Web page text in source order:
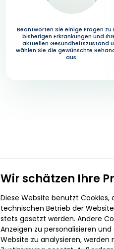
Beantworten Sie einige Fragen zu
bisherigen Erkrankungen und
aktuellen Gesundheitszustand
wählen Sie die gewünschte
aus.
Wir schätzen Ihre
Diese Website benutzt Cookies,
technischen Betrieb der
stets gesetzt werden. Andere
Anzeigen zu personalisieren
Website zu analysieren, werden